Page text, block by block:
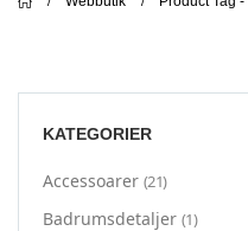
KATEGORIER
Accessoarer (21)
Badrumsdetaljer (1)